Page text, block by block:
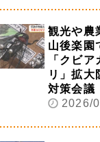
観光や農
山後楽園
「クビ
リ」拡大
対策会議
2026/